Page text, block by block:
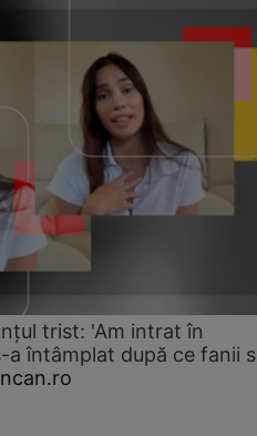
trist: 'Am intrat în
a întâmplat după ce fanii